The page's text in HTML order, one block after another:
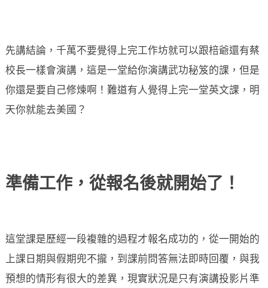
先講結論，千萬不要覺得上完工作坊就可以跟棓爺還有蔡
校長一樣會演講，這是一堂給你演講武功秘笈的課，但是
你還是要自己修煉啊！難道有人覺得上完一堂英文課，明
天你就能去美國？
準備工作，從報名後就開始了！
這堂課是歷經一段複雜的過程才報名成功的，從一開始的
上課日期與假期兜不攏，到課前問答無法即時回覆，與我
預想的情形有很大的差異，現實狀況是只有演講投影片準